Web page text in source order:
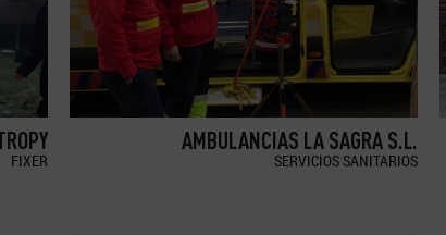
FIXER
AMBULANCIAS LA SAGRA S.L.
SERVICIOS SANITARIOS